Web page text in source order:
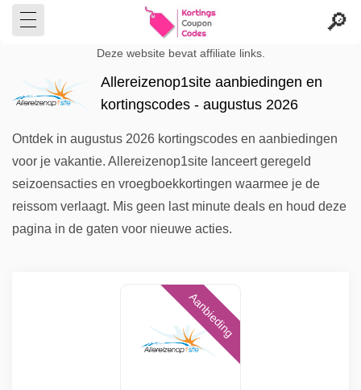
Deze website bevat affiliate links.
Allereizenop1site aanbiedingen en
kortingscodes - augustus 2026
Ontdek in augustus 2026 kortingscodes en aanbiedingen
voor je vakantie. Allereizenop1site lanceert geregeld
seizoensacties en vroegboekkortingen waarmee je de
reissom verlaagt. Mis geen last minute deals en houd deze
pagina in de gaten voor nieuwe acties.
Aanbieding